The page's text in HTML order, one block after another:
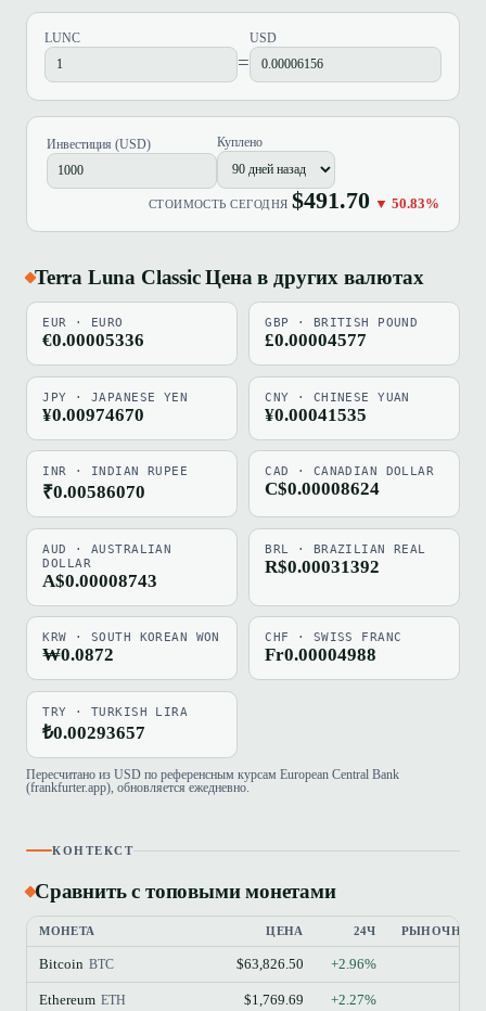
LUNC
=
USD
Инвестиция (USD) Куплено
СТОИМОСТЬ СЕГОДНЯ $491.70 ▼ 50.83%
Terra Luna Classic Цена в других валютах
EUR · EURO
€0.00005336
GBP · BRITISH POUND
£0.00004577
JPY · JAPANESE YEN
¥0.00974670
CNY · CHINESE YUAN
¥0.00041535
INR · INDIAN RUPEE
₹0.00586070
CAD · CANADIAN DOLLAR
C$0.00008624
AUD · AUSTRALIAN
DOLLAR
A$0.00008743
BRL · BRAZILIAN REAL
R$0.00031392
KRW · SOUTH KOREAN WON
₩0.0872
CHF · SWISS FRANC
Fr0.00004988
TRY · TURKISH LIRA
₺0.00293657
Пересчитано из USD по референсным курсам European Central Bank
(frankfurter.app), обновляется ежедневно.
КОНТЕКСТ
Сравнить с топовыми монетами
МОНЕТА ЦЕНА 24Ч РЫНОЧНАЯ
Bitcoin BTC $63,826.50 +2.96%
Ethereum ETH $1,769.69 +2.27%